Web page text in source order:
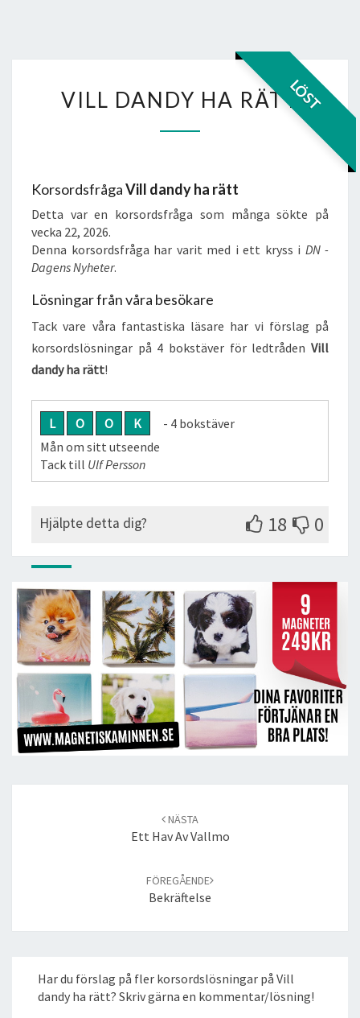
LÖST
DANDY
RÄTT
VILL DANDY HA RÄTT
KorsordsfrågaVill dandy ha rätt
Detta var en korsordsfråga som många sökte på
vecka 22, 2026.
Denna korsordsfråga har varit med i ett kryss i DN -
Dagens Nyheter.
Lösningar från våra besökare
Tack vare våra fantastiska läsare har vi förslag på
korsordslösningar på 4 bokstäver för ledtråden Vill
dandy ha rätt!
L O O K
- 4 bokstäver
Mån om sitt utseende
Tack till Ulf Persson
Hjälpte detta dig? 18 0
NÄSTA
Ett Hav Av Vallmo
FÖREGÅENDE
Bekräftelse
Har du förslag på fler korsordslösningar på Vill
dandy ha rätt? Skriv gärna en kommentar/lösning!